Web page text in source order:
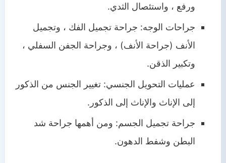
ورفع ، واستئصال الثدي.
جراحات الوجه: جراحة تجميل الفك ، وتجميل
الأنف (جراحة الأنف) ، وجراحة الجفن السفلي ،
وتكبير الذقن.
عمليات التحويل الجنسي: تغيير الجنس من الذكور
إلى الإناث والإناث إلى الذكور.
جراحة تجميل الجسم: ومن أهمها جراحة شد
البطن وشفط الدهون.